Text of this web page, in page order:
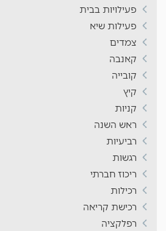
פעילויות בבית
פעילות שיא
צמדים
קאנבה
קובייה
קיץ
קניות
ראש השנה
רביעיות
רגשות
ריכוז חברתי
רכילות
רכישת קריאה
רפלקציה